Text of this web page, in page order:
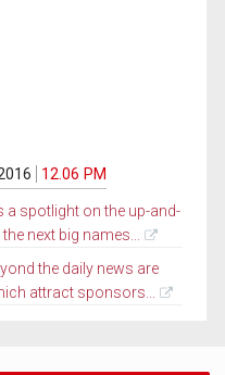
12.06 PM
a spotlight on the up-and-
next big names...
the daily news are
attract sponsors...